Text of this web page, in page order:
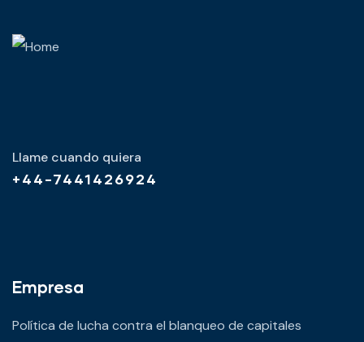
Llame cuando quiera
+44-7441426924
Empresa
Política de lucha contra el blanqueo de capitales